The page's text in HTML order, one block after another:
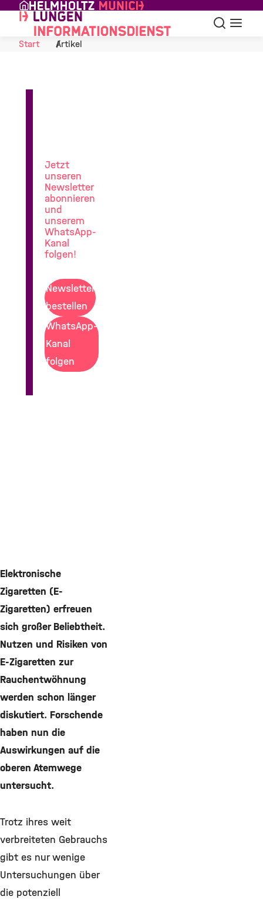
Skip to Content
Suche
Start
Artikel
Elektronische
Zigaretten (E-
Zigaretten) erfreuen
sich großer Beliebtheit.
Nutzen und Risiken von
E-Zigaretten zur
Rauchentwöhnung
werden schon länger
diskutiert. Forschende
haben nun die
Auswirkungen auf die
oberen Atemwege
untersucht.
Trotz ihres weit
verbreiteten Gebrauchs
gibt es nur wenige
Untersuchungen über
die potenziell
Jetzt
unseren
Newsletter
abonnieren
und
unserem
WhatsApp-
Kanal
folgen!
Newsletter
bestellen
WhatsApp-
Kanal
folgen